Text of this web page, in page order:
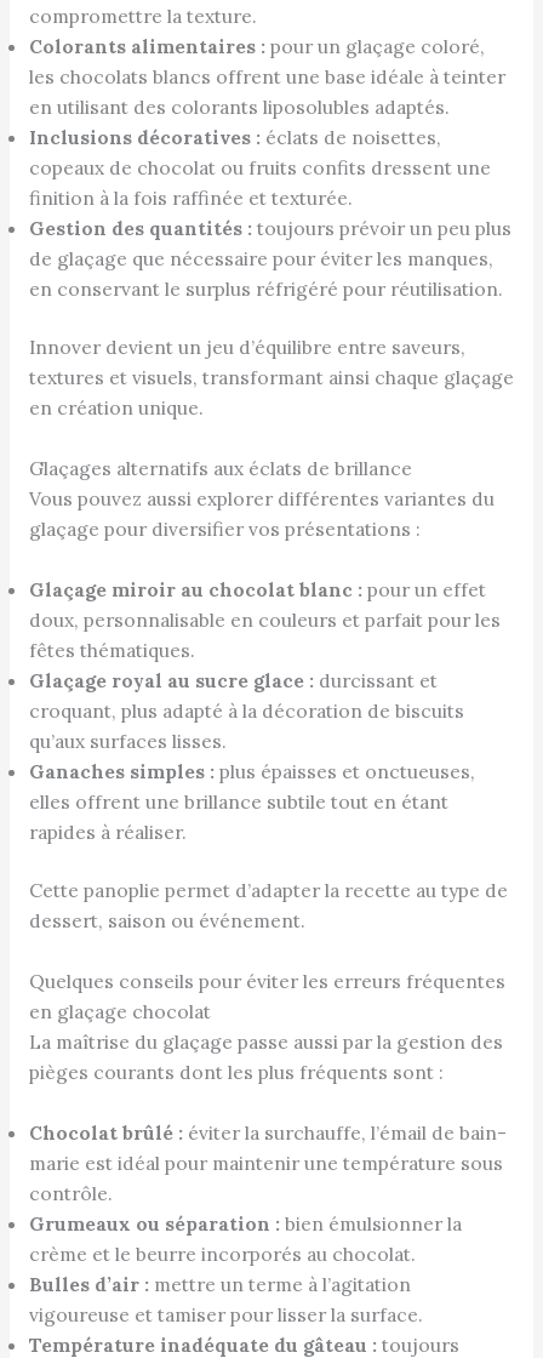
compromettre la texture.
Colorants alimentaires : pour un glaçage coloré,
les chocolats blancs offrent une base idéale à teinter
en utilisant des colorants liposolubles adaptés.
Inclusions décoratives : éclats de noisettes,
copeaux de chocolat ou fruits confits dressent une
finition à la fois raffinée et texturée.
Gestion des quantités : toujours prévoir un peu plus
de glaçage que nécessaire pour éviter les manques,
en conservant le surplus réfrigéré pour réutilisation.
Innover devient un jeu d’équilibre entre saveurs,
textures et visuels, transformant ainsi chaque glaçage
en création unique.
Glaçages alternatifs aux éclats de brillance
Vous pouvez aussi explorer différentes variantes du
glaçage pour diversifier vos présentations :
Glaçage miroir au chocolat blanc : pour un effet
doux, personnalisable en couleurs et parfait pour les
fêtes thématiques.
Glaçage royal au sucre glace : durcissant et
croquant, plus adapté à la décoration de biscuits
qu’aux surfaces lisses.
Ganaches simples : plus épaisses et onctueuses,
elles offrent une brillance subtile tout en étant
rapides à réaliser.
Cette panoplie permet d’adapter la recette au type de
dessert, saison ou événement.
Quelques conseils pour éviter les erreurs fréquentes
en glaçage chocolat
La maîtrise du glaçage passe aussi par la gestion des
pièges courants dont les plus fréquents sont :
Chocolat brûlé : éviter la surchauffe, l’émail de bain-
marie est idéal pour maintenir une température sous
contrôle.
Grumeaux ou séparation : bien émulsionner la
crème et le beurre incorporés au chocolat.
Bulles d’air : mettre un terme à l’agitation
vigoureuse et tamiser pour lisser la surface.
Température inadéquate du gâteau : toujours